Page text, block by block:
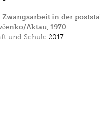
in der
Aktau, 1970
und Schule 2017.